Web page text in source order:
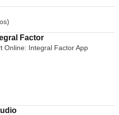
Factor
Online: Integral Factor App